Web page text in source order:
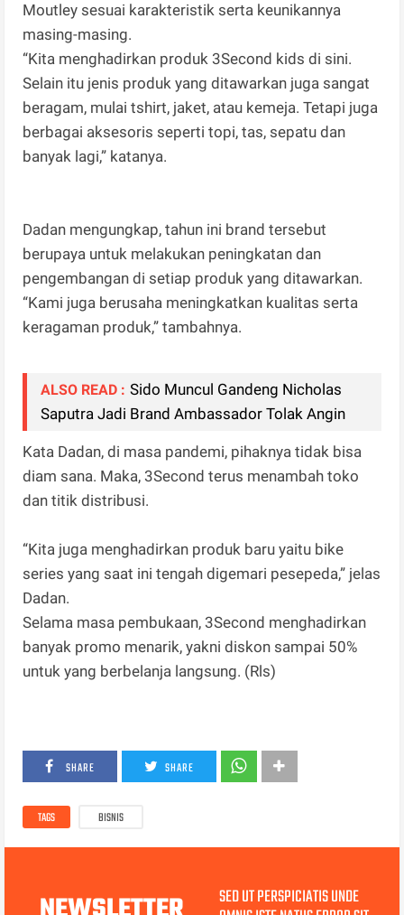
Moutley sesuai karakteristik serta keunikannya
masing-masing.
“Kita menghadirkan produk 3Second kids di sini.
Selain itu jenis produk yang ditawarkan juga sangat
beragam, mulai tshirt, jaket, atau kemeja. Tetapi juga
berbagai aksesoris seperti topi, tas, sepatu dan
banyak lagi,” katanya.
Dadan mengungkap, tahun ini brand tersebut
berupaya untuk melakukan peningkatan dan
pengembangan di setiap produk yang ditawarkan.
“Kami juga berusaha meningkatkan kualitas serta
keragaman produk,” tambahnya.
ALSO READ : Sido Muncul Gandeng Nicholas
Saputra Jadi Brand Ambassador Tolak Angin
Kata Dadan, di masa pandemi, pihaknya tidak bisa
diam sana. Maka, 3Second terus menambah toko
dan titik distribusi.
“Kita juga menghadirkan produk baru yaitu bike
series yang saat ini tengah digemari pesepeda,” jelas
Dadan.
Selama masa pembukaan, 3Second menghadirkan
banyak promo menarik, yakni diskon sampai 50%
untuk yang berbelanja langsung. (Rls)
SHARE SHARE
TAGS BISNIS
SED UT PERSPICIATIS UNDE